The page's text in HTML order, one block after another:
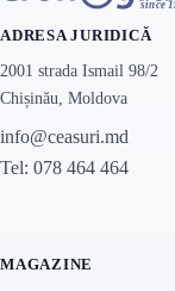
ADRESA JURIDICĂ
2001 strada Ismail 98/2
Chișinău, Moldova
info@ceasuri.md
Tel: 078 464 464
MAGAZINE